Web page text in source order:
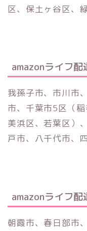
区、保土ヶ谷区、
amazonライフ配
我孫子市、市川市
市、千葉市5区（
美浜区、若葉区）
戸市、八千代市、
amazonライフ配
朝霞市、春日部市